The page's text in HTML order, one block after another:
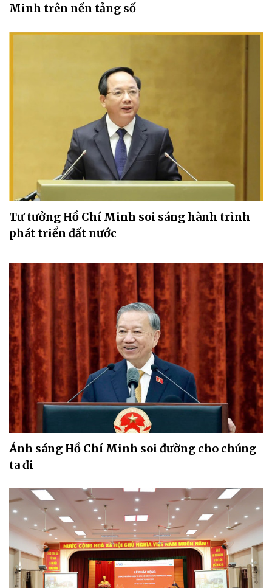
Minh trên nền tảng số
Tư tưởng Hồ Chí Minh soi sáng hành trình
phát triển đất nước
Ánh sáng Hồ Chí Minh soi đường cho chúng
ta đi